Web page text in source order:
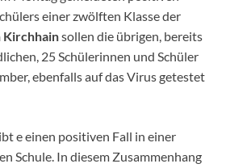
einer zwölften Klasse der
Kirchhainsollen die übrigen, bereits
25 Schülerinnen und Schüler
ebenfalls auf das Virus getestet
e einen positiven Fall in einer
Schule. In diesem Zusammenhang